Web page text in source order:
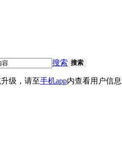
搜索 搜索
级，请至手机app内查看用户信息